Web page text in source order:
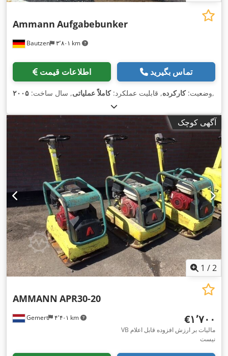
Bautzen ۳٬۸۰۱ km
Ammann Aufgabebunker
اطلاعات قیمت تماس بگیرید
وضعیت:کارکرده, قابلیت عملکرد:کاملاً عملیاتی, سال ساخت: ۲۰۰۵ ,
آگهی کوچک
1 /2
Gemert ۴٬۴۰۱ km
AMMANN APR30-20
‎€۱٬۷۰۰
VB مالیات بر ارزش افزوده قابل اعلام
نیست